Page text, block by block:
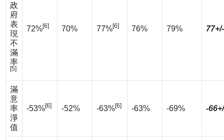
政
府
表
現
不
滿
率
[5]
72%[6] 70% 77%[6] 76% 79%
滿
意
率
淨
值
-53%[6] -52% -63%[6] -63% -69% -